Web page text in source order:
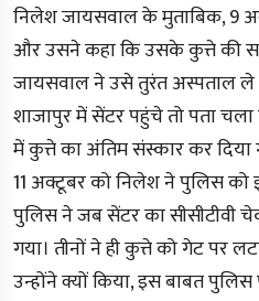
निलेश जायसवाल के मुताबिक, 9
और उसने कहा कि उसके कुत्ते की
जायसवाल ने उसे तुरंत अस्पताल ले
शाजापुर में सेंटर पहुंचे तो पता चला
में कुत्ते का अंतिम संस्कार कर दिया
11 अक्टूबर को निलेश ने पुलिस
पुलिस ने जब सेंटर का सीसीटीवी
गया। तीनों ने ही कुत्ते को गेट पर
उन्होंने क्यों किया, इस बाबत